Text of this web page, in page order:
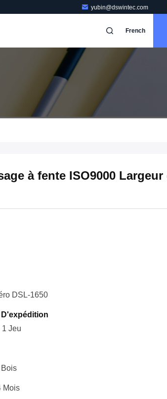
yubin@dswintec.com
French
à fente ISO9000
DSL-1650
1 Jeu
Bois
Mois